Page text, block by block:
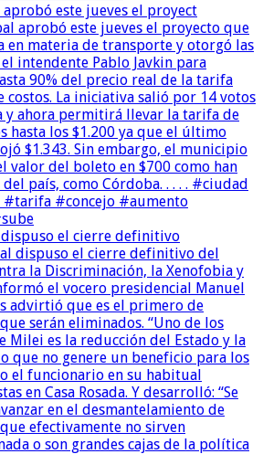
este jueves el proyect
dispuso el cierre definitivo